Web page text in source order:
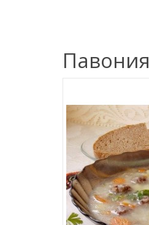
Павония